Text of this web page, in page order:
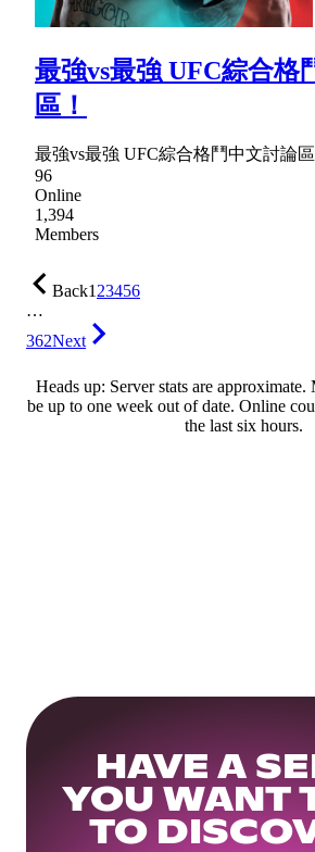
最強vs最強 UFC綜合格
區！
最強vs最強 UFC綜合格鬥中文討論區
96
Online
1,394
Members
Back123456
…
362Next
Heads up: Server stats are approximate.
be up to one week out of date. Online
the last six hours.
HAVE A
YOU WANT
TO